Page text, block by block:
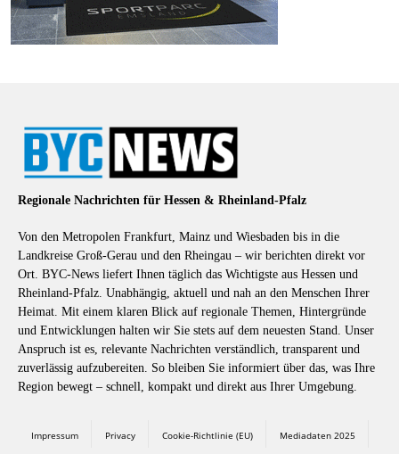
Regionale Nachrichten für Hessen & Rheinland-Pfalz
Von den Metropolen Frankfurt, Mainz und Wiesbaden bis in die
Landkreise Groß-Gerau und den Rheingau – wir berichten direkt vor
Ort. BYC-News liefert Ihnen täglich das Wichtigste aus Hessen und
Rheinland-Pfalz. Unabhängig, aktuell und nah an den Menschen Ihrer
Heimat. Mit einem klaren Blick auf regionale Themen, Hintergründe
und Entwicklungen halten wir Sie stets auf dem neuesten Stand. Unser
Anspruch ist es, relevante Nachrichten verständlich, transparent und
zuverlässig aufzubereiten. So bleiben Sie informiert über das, was Ihre
Region bewegt – schnell, kompakt und direkt aus Ihrer Umgebung.
Impressum Privacy Cookie-Richtlinie (EU) Mediadaten 2025